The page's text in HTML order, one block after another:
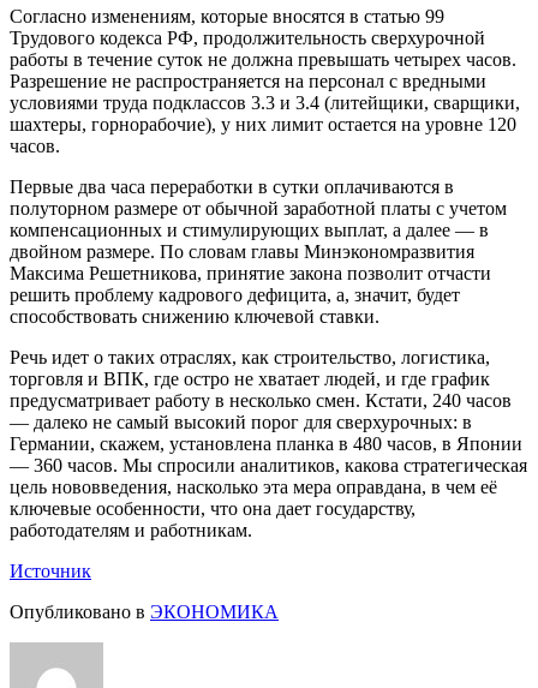
Согласно изменениям, которые вносятся в статью 99
Трудового кодекса РФ, продолжительность сверхурочной
работы в течение суток не должна превышать четырех часов.
Разрешение не распространяется на персонал с вредными
условиями труда подклассов 3.3 и 3.4 (литейщики, сварщики,
шахтеры, горнорабочие), у них лимит остается на уровне 120
часов.
Первые два часа переработки в сутки оплачиваются в
полуторном размере от обычной заработной платы с учетом
компенсационных и стимулирующих выплат, а далее — в
двойном размере. По словам главы Минэкономразвития
Максима Решетникова, принятие закона позволит отчасти
решить проблему кадрового дефицита, а, значит, будет
способствовать снижению ключевой ставки.
Речь идет о таких отраслях, как строительство, логистика,
торговля и ВПК, где остро не хватает людей, и где график
предусматривает работу в несколько смен. Кстати, 240 часов
— далеко не самый высокий порог для сверхурочных: в
Германии, скажем, установлена планка в 480 часов, в Японии
— 360 часов. Мы спросили аналитиков, какова стратегическая
цель нововведения, насколько эта мера оправдана, в чем её
ключевые особенности, что она дает государству,
работодателям и работникам.
Источник
Опубликовано в ЭКОНОМИКА